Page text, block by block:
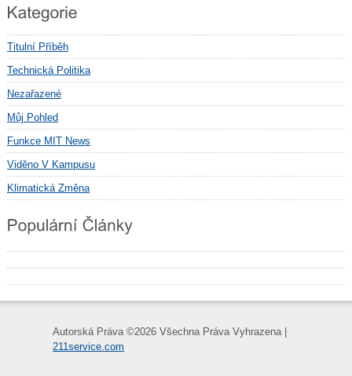
Titulní Příběh
Technická Politika
Nezařazené
Můj Pohled
Funkce MIT News
Viděno V Kampusu
Klimatická Změna
Autorská Práva ©2026 Všechna Práva Vyhrazena |
211service.com